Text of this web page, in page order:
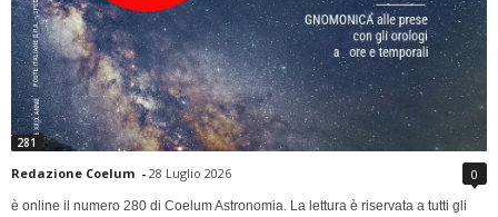
281
Redazione Coelum - 28 Luglio 2026 0
è online il numero 280 di Coelum Astronomia. La lettura è riservata a tutti gli